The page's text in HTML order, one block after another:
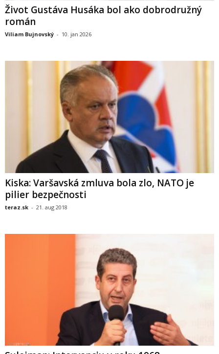
Život Gustáva Husáka bol ako dobrodružný
román
Viliam Bujnovský - 10. jan 2026
Kiska: Varšavská zmluva bola zlo, NATO je
pilier bezpečnosti
teraz.sk - 21. aug 2018